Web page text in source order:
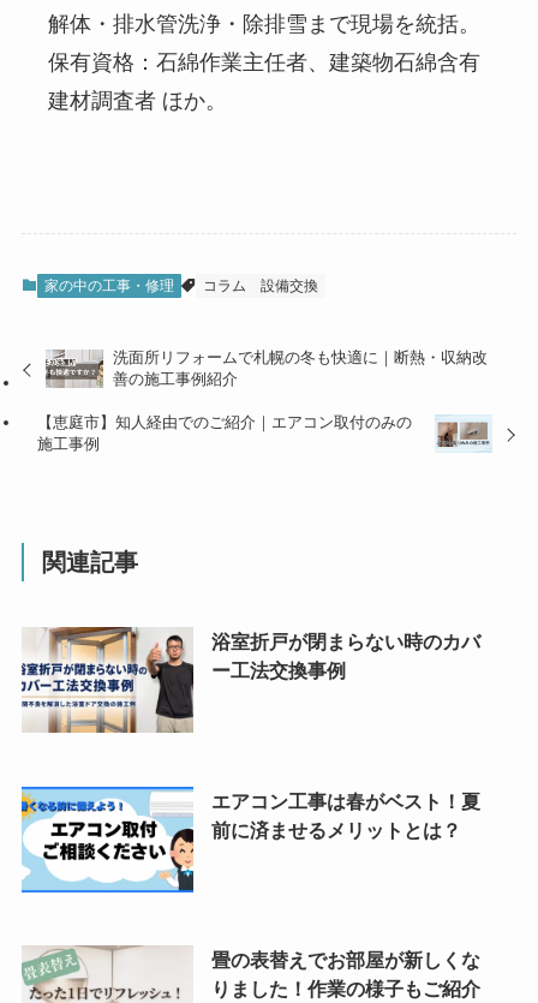
解体・排水管洗浄・除排雪まで現場を統括。
保有資格：石綿作業主任者、建築物石綿含有
建材調査者 ほか。
家の中の工事・修理 コラム 設備交換
洗面所リフォームで札幌の冬も快適に｜断熱・収納改
善の施工事例紹介
【恵庭市】知人経由でのご紹介｜エアコン取付のみの
施工事例
関連記事
浴室折戸が閉まらない時のカバ
ー工法交換事例
エアコン工事は春がベスト！夏
前に済ませるメリットとは？
畳の表替えでお部屋が新しくな
りました！作業の様子もご紹介